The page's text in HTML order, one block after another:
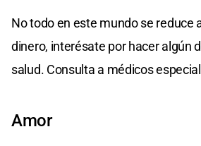
No todo en este mundo se reduce
dinero, interésate por hacer algún
salud. Consulta a médicos
Amor